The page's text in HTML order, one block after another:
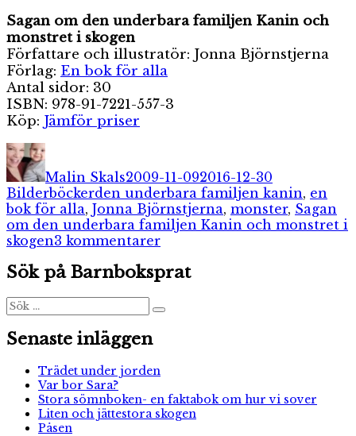
Sagan om den underbara familjen Kanin och
monstret i skogen
Författare och illustratör: Jonna Björnstjerna
Förlag: En bok för alla
Antal sidor: 30
ISBN: 978-91-7221-557-3
Köp: Jämför priser
Författare
Malin Skals2009-11-092016-12-30
BilderböckerEtiketter
den underbara familjen kanin, en
bok för alla, Jonna Björnstjerna, monster, Sagan
om den underbara familjen Kanin och monstret i
skogen3 kommentarertill
om
den
skogen
Sök på Barnboksprat
Sök
efter:
Sök
Senaste inläggen
Trädet under jorden
Var bor Sara?
Stora sömnboken- en faktabok om hur vi sover
Liten och jättestora skogen
Påsen